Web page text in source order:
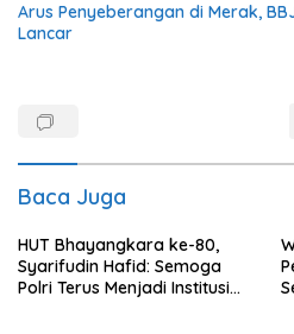
Arus Penyeberangan di Merak,
Lancar
Baca Juga
HUT Bhayangkara ke-80,
Syarifudin Hafid: Semoga
Polri Terus Menjadi Institusi